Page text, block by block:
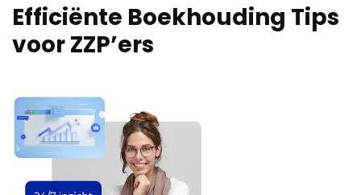
Efficiënte Boekhouding Tips
voor ZZP’ers